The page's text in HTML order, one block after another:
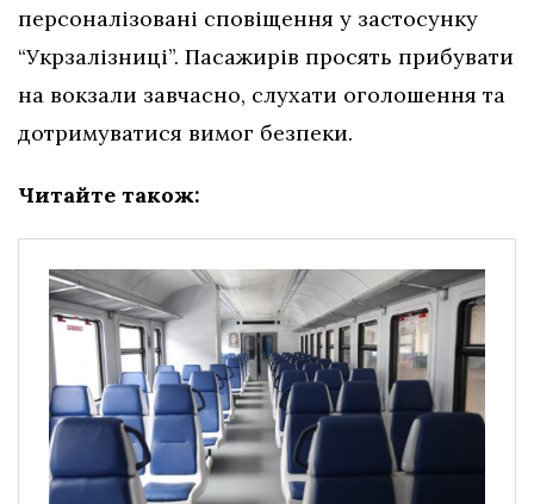
персоналізовані сповіщення у застосунку
“Укрзалізниці”. Пасажирів просять прибувати
на вокзали завчасно, слухати оголошення та
дотримуватися вимог безпеки.
Читайте також: